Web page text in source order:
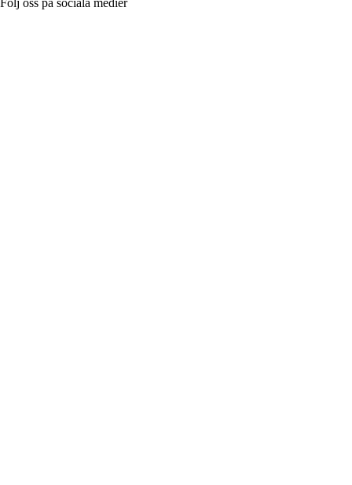
Följ oss på sociala medier